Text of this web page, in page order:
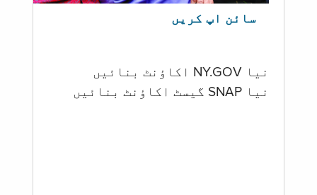
سائن اپ کریں
نیا NY.GOV اکاؤنٹ بنائیں
نیا SNAP گیسٹ اکاؤنٹ بنائیں